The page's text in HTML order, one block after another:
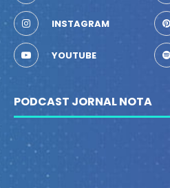
INSTAGRAM
YOUTUBE
PODCAST JORNAL NOTA